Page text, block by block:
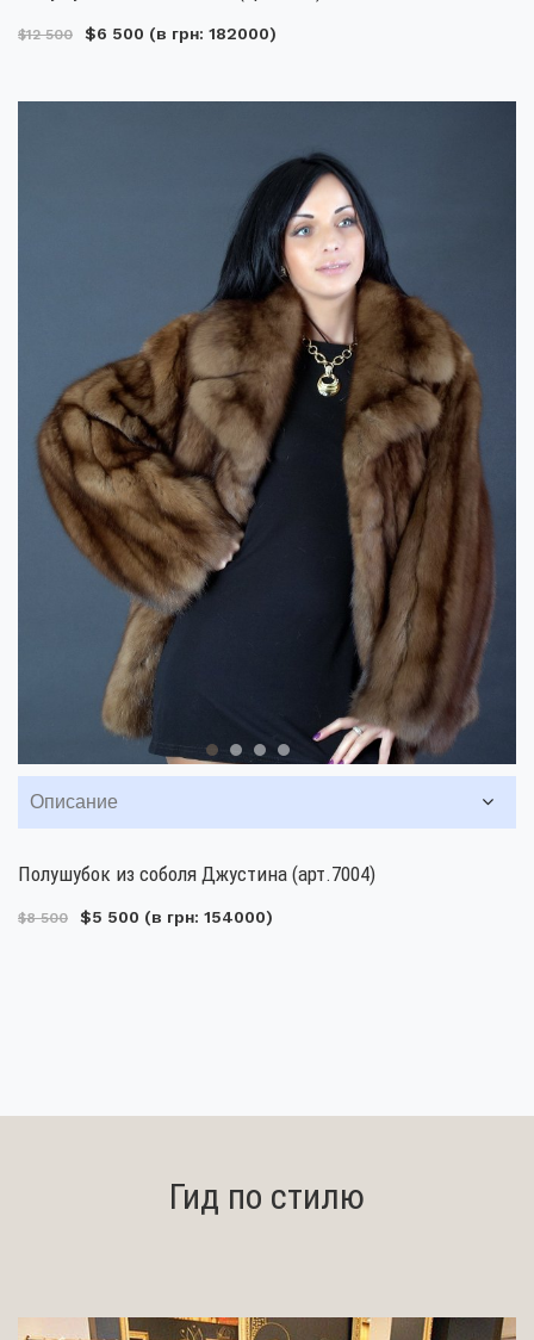
$12 500 $6 500 (в грн: 182000)
Описание
Полушубок из соболя Джустина (арт.7004)
$8 500 $5 500 (в грн: 154000)
Гид по стилю